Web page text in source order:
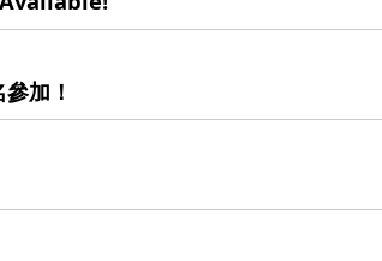
加！